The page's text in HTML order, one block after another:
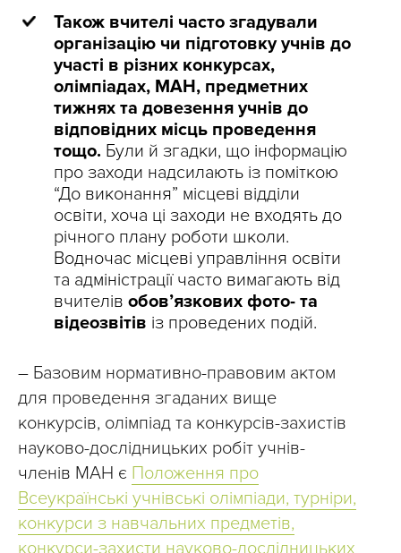
Також вчителі часто згадували
організацію чи підготовку учнів до
участі в різних конкурсах,
олімпіадах, МАН, предметних
тижнях та довезення учнів до
відповідних місць проведення
тощо. Були й згадки, що інформацію
про заходи надсилають із поміткою
“До виконання” місцеві відділи
освіти, хоча ці заходи не входять до
річного плану роботи школи.
Водночас місцеві управління освіти
та адміністрації часто вимагають від
вчителів обов’язкових фото- та
відеозвітів із проведених подій.
– Базовим нормативно-правовим актом
для проведення згаданих вище
конкурсів, олімпіад та конкурсів-захистів
науково-дослідницьких робіт учнів-
членів МАН є Положення про
Всеукраїнські учнівські олімпіади, турніри,
конкурси з навчальних предметів,
конкурси-захисти науково-дослідницьких